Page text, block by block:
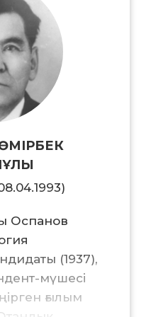
Оспанов
(1937),
мүшесі
ғылым